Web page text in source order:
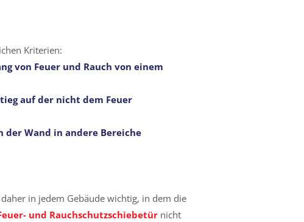
Kriterien:
von Feuer und Rauch von einem
auf der nicht dem Feuer
der Wand in andere Bereiche
in jedem Gebäude wichtig, in dem die
und Rauchschutzschiebetürnicht